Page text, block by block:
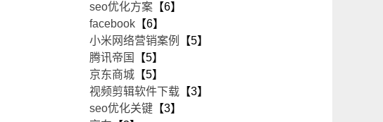
seo优化方案 【6】
facebook 【6】
小米网络营销案例
【5】
腾讯帝国
【5】
京东商城 【5】
视频剪辑软件下载 【3】
seo优化关键 【3】